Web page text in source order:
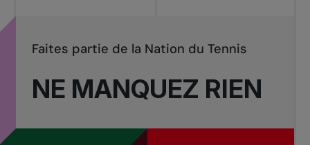
NE MANQUEZ RIEN
Faites partie de la Nation du Tennis